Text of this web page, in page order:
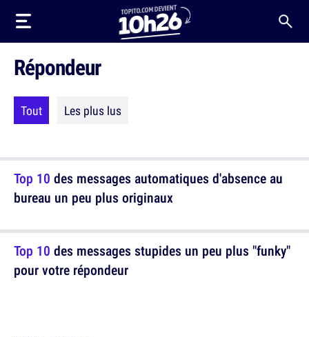
Répondeur
Tout Les plus lus
Top 10 des messages automatiques d'absence au
bureau un peu plus originaux
Top 10 des messages stupides un peu plus "funky"
pour votre répondeur